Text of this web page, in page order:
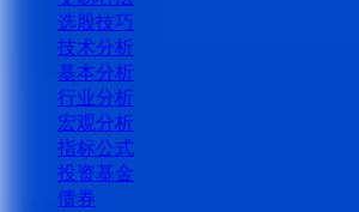
选股技巧
技术分析
基本分析
行业分析
宏观分析
指标公式
投资基金
债券